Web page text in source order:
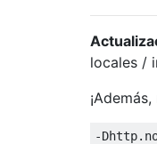
locales /
-Dhttp.